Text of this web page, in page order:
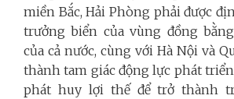
miền Bắc, Hải Phòng phải được
trưởng biển của vùng đồng
của cả nước, cùng với Hà Nội và
thành tam giác động lực phát
phát huy lợi thế để trở thành